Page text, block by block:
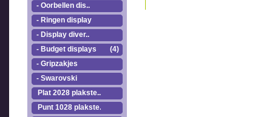
- Oorbellen dis..
- Ringen display
- Display diver..
- Budget displays
(4)
- Gripzakjes
- Swarovski
Plat 2028 plakste..
Punt 1028 plakste..